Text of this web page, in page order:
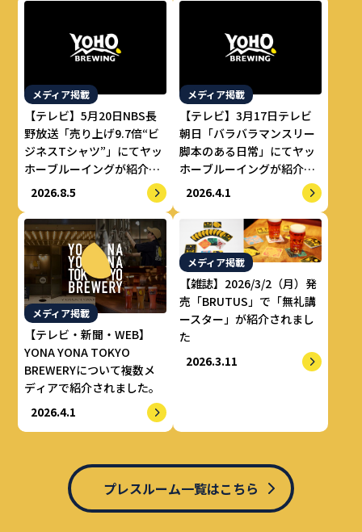
メディア掲載
【テレビ】5月20日NBS長
野放送「売り上げ9.7倍“ビ
ジネスTシャツ”」にてヤッ
ホーブルーイングが紹介さ
れました。
2026.8.5
メディア掲載
【テレビ】3月17日テレビ
朝日「バラバラマンスリー
脚本のある日常」にてヤッ
ホーブルーイングが紹介さ
れました。
2026.4.1
メディア掲載
【テレビ・新聞・WEB】
YONA YONA TOKYO
BREWERYについて複数メ
ディアで紹介されました。
2026.4.1
メディア掲載
【雑誌】2026/3/2（月）発
売「BRUTUS」で「無礼講
ースター」が紹介されまし
た
2026.3.11
プレスルーム一覧はこちら